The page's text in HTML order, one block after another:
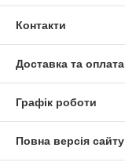
Контакти
Доставка та оплата
Графік роботи
Повна версія сайту